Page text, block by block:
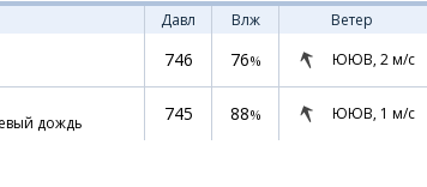
Давл Влж
Ветер
746 76% ЮЮВ, 2м/с
дождь
745 88% ЮЮВ, 1 м/с